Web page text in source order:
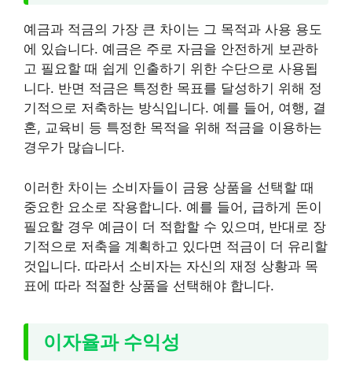
예금과 적금의 가장 큰 차이는 그 목적과 사용 용도
에 있습니다. 예금은 주로 자금을 안전하게 보관하
고 필요할 때 쉽게 인출하기 위한 수단으로 사용됩
니다. 반면 적금은 특정한 목표를 달성하기 위해 정
기적으로 저축하는 방식입니다. 예를 들어, 여행, 결
혼, 교육비 등 특정한 목적을 위해 적금을 이용하는
경우가 많습니다.
이러한 차이는 소비자들이 금융 상품을 선택할 때
중요한 요소로 작용합니다. 예를 들어, 급하게 돈이
필요할 경우 예금이 더 적합할 수 있으며, 반대로 장
기적으로 저축을 계획하고 있다면 적금이 더 유리할
것입니다. 따라서 소비자는 자신의 재정 상황과 목
표에 따라 적절한 상품을 선택해야 합니다.
이자율과 수익성